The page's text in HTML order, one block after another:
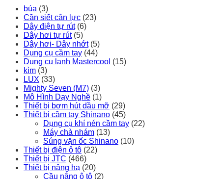
búa (3)
Cần siết cân lực (23)
Dây điện tự rút (6)
Dây hơi tự rút (5)
Dây hơi- Dây nhớt (5)
Dụng cụ cầm tay (44)
Dụng cụ lạnh Mastercool (15)
kìm (3)
LUX (33)
Mighty Seven (M7) (3)
Mô Hình Dạy Nghề (1)
Thiết bị bơm hút dầu mỡ (29)
Thiết bị cầm tay Shinano (45)
Dụng cụ khí nén cầm tay (22)
Máy chà nhám (13)
Súng vặn ốc Shinano (10)
Thiết bị điện ô tô (22)
Thiết bị JTC (466)
Thiết bị nâng hạ (20)
Cầu nâng ô tô (2)